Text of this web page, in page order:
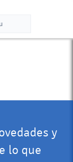
y
lo que